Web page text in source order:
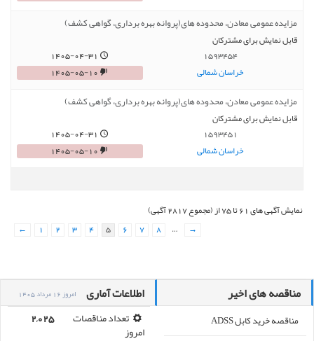
مزایده عمومی معادن، محدوده های(پروانه بهره برداری، گواهی کشف)
قابل نمایش برای مشترکان
1593454
خراسان شمالی
1405-04-31
1405-05-10
مزایده عمومی معادن، محدوده های(پروانه بهره برداری، گواهی کشف)
قابل نمایش برای مشترکان
1593451
خراسان شمالی
1405-04-31
1405-05-10
نمایش آگهی های 61 تا 75 از (مجموع 2817 آگهی)
←
1 2 3 4 5 6 7 8 … →
اطلاعات آماری امروز 16 مرداد 1405
تعداد مناقصات
امروز
2,025
مناقصه های اخیر
مناقصه خرید کابل ADSS